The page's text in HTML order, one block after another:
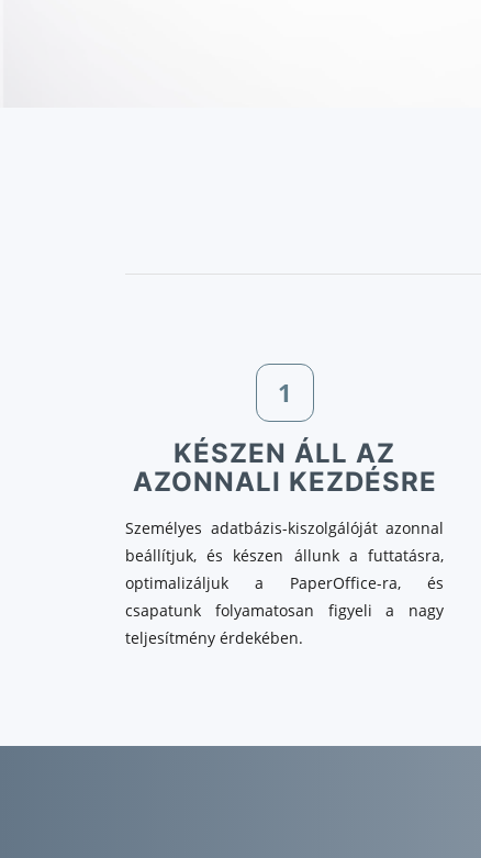
1
KÉSZEN ÁLL AZ
AZONNALI KEZDÉSRE
Személyes adatbázis-kiszolgálóját azonnal
beállítjuk, és készen állunk a futtatásra,
optimalizáljuk a PaperOffice-ra, és
csapatunk folyamatosan figyeli a nagy
teljesítmény érdekében.